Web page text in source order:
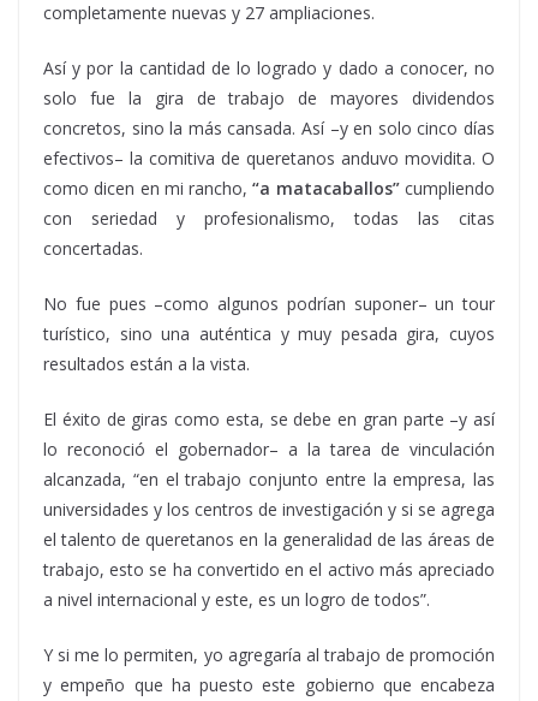
completamente nuevas y 27 ampliaciones.
Así y por la cantidad de lo logrado y dado a conocer, no
solo fue la gira de trabajo de mayores dividendos
concretos, sino la más cansada. Así –y en solo cinco días
efectivos– la comitiva de queretanos anduvo movidita. O
como dicen en mi rancho,“a matacaballos”cumpliendo
con seriedad y profesionalismo, todas las citas
concertadas.
No fue pues –como algunos podrían suponer– un tour
turístico, sino una auténtica y muy pesada gira, cuyos
resultados están a la vista.
El éxito de giras como esta, se debe en gran parte –y así
lo reconoció el gobernador– a la tarea de vinculación
alcanzada, “en el trabajo conjunto entre la empresa, las
universidades y los centros de investigación y si se agrega
el talento de queretanos en la generalidad de las áreas de
trabajo, esto se ha convertido en el activo más apreciado
a nivel internacional y este, es un logro de todos”.
Y si me lo permiten, yo agregaría al trabajo de promoción
y empeño que ha puesto este gobierno que encabeza